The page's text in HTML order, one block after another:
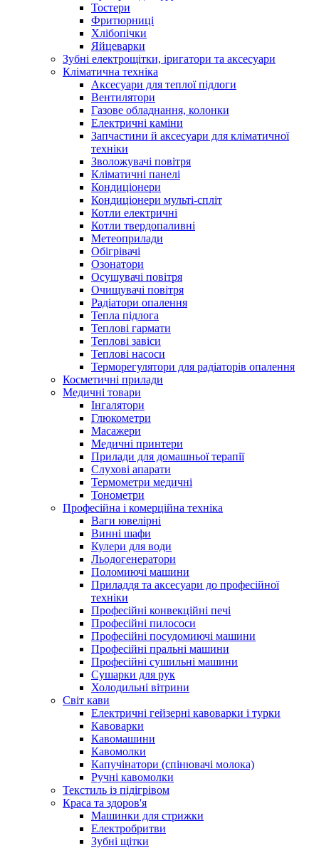
Тостери
Фритюрниці
Хлібопічки
Яйцеварки
Зубні електрощітки, іригатори та аксесуари
Кліматична техніка
Аксесуари для теплої підлоги
Вентилятори
Газове обладнання, колонки
Електричні каміни
Запчастини й аксесуари для кліматичної
техніки
Зволожувачі повітря
Кліматичні панелі
Кондиціонери
Кондиціонери мульті-спліт
Котли електричні
Котли твердопаливні
Метеоприлади
Обігрівачі
Озонатори
Осушувачі повітря
Очищувачі повітря
Радіатори опалення
Тепла підлога
Теплові гармати
Теплові завіси
Теплові насоси
Терморегулятори для радіаторів опалення
Косметичні прилади
Медичні товари
Інгалятори
Глюкометри
Масажери
Медичні принтери
Прилади для домашньої терапії
Слухові апарати
Термометри медичні
Тонометри
Професійна і комерційна техніка
Ваги ювелірні
Винні шафи
Кулери для води
Льодогенератори
Поломиючі машини
Приладдя та аксесуари до професійної
техніки
Професійні конвекційні печі
Професійні пилососи
Професійні посудомиючі машини
Професійні пральні машини
Професійні сушильні машини
Сушарки для рук
Холодильні вітрини
Світ кави
Електричні гейзерні кавоварки і турки
Кавоварки
Кавомашини
Кавомолки
Капучінатори (спінювачі молока)
Ручні кавомолки
Текстиль із підігрівом
Краса та здоров'я
Машинки для стрижки
Електробритви
Зубні щітки